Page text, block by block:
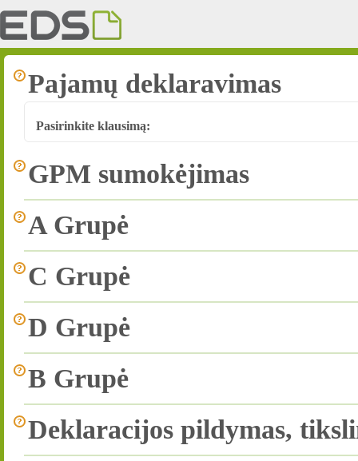
Pajamų deklaravimas
Pasirinkite klausimą:
GPM sumokėjimas
A Grupė
C Grupė
D Grupė
B Grupė
Deklaracijos pildymas,